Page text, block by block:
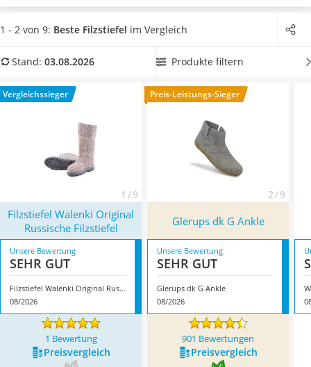
RFID-Schutzkarte
Motorradbrillen
Ausweishülle
Beheizbare Handschuhe
Gesundheitsschuhe
Filz über gute Isoliereigenschaften verfügt und so die
Wärme im Schuh bleibt. Sowohl inHausschuhen
als auch in
Wählen Sie jetzt aus unserer Vergleichstabellegefütterte
frostigen Temperaturen warme Füße zu haben. Überzeugt
hat uns hier im August 2026 besonders das Modell
Walenki Original Russische Filzstiefel
mit seinen
Eigenschaften.
1 - 2 von 9: Beste Filzstiefel im Vergleich
Stand: 03.08.2026 Produkte filtern
Vergleichssieger
1 / 9
Preis-Leistungs-Sieger
2 / 9
Filzstiefel Walenki Original
Russische Filzstiefel
Glerups dk G Ankle
Unsere Bewertung
SEHR GUT
Filzstiefel Walenki Original Russische Filzstiefel
08/2026
Unsere Bewertung
SEHR GUT
Glerups dk G Ankle
08/2026
1 Bewertung 901 Bewertungen
Preis­vergleich Preis­vergleich